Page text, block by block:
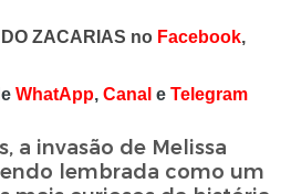
ZACARIAS no Facebook,
WhatApp,Canal eTelegram
a invasão de Melissa
lembrada como um